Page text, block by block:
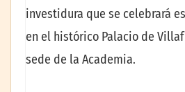
investidura que se celebrará
en el histórico Palacio de
sede de la Academia.